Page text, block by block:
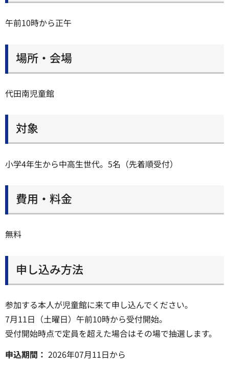
午前10時から正午
場所・会場
代田南児童館
対象
小学4年生から中高生世代。5名（先着順受付）
費用・料金
無料
申し込み方法
参加する本人が児童館に来て申し込んでください。
7月11日（土曜日）午前10時から受付開始。
受付開始時点で定員を超えた場合はその場で抽選します。
申込期間： 2026年07月11日から